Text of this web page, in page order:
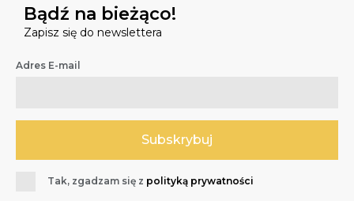
Bądź na bieżąco!
Zapisz się do newslettera
Adres E-mail
Tak, zgadzam się z polityką prywatności